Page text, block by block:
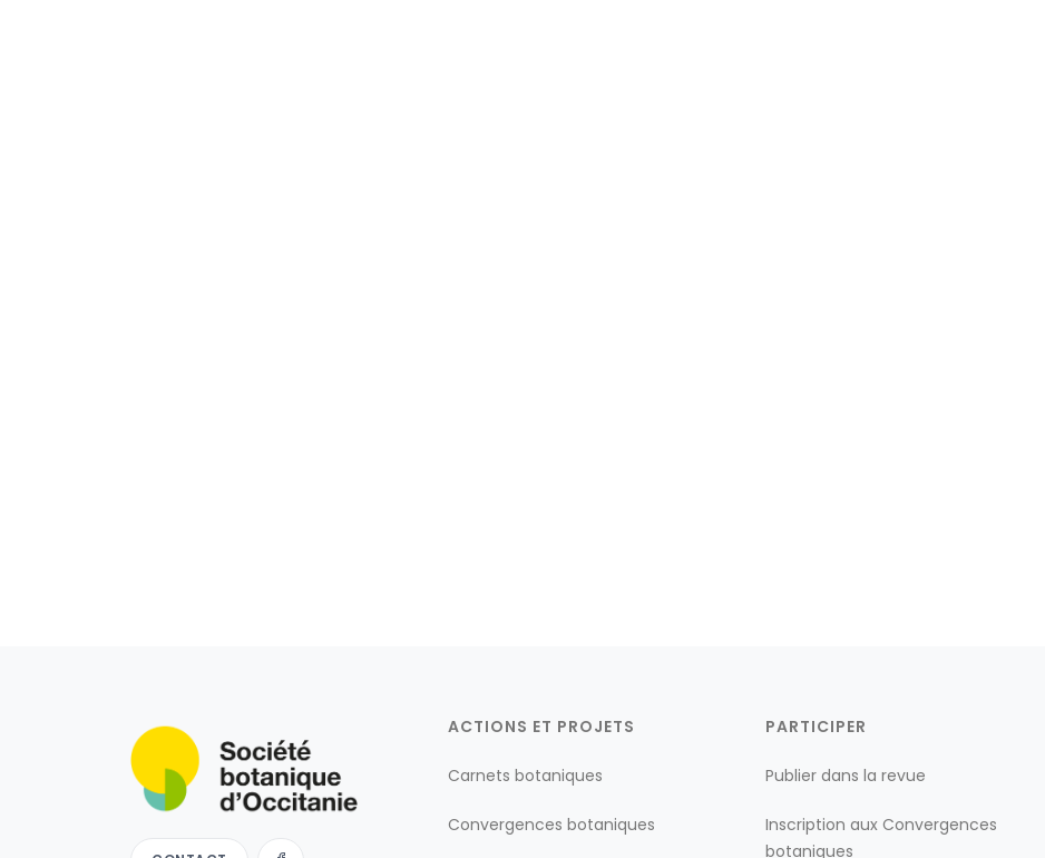
ACTIONS ET PROJETS
Carnets botaniques
Convergences botaniques
PARTICIPER
Publier dans la revue
Inscription aux Convergences
botaniques